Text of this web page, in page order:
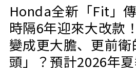
Honda全新「Fit」傳
時隔6年迎來大改款
變成更大膽、更前
頭」？預計2026年